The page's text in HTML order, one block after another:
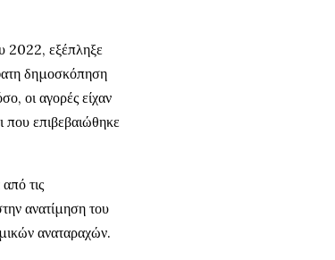
2022, εξέπληξε
δημοσκόπηση
οι αγορές είχαν
που επιβεβαιώθηκε
τις
ανατίμηση του
αναταραχών.